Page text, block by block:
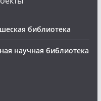
библиотека
научная библиотека